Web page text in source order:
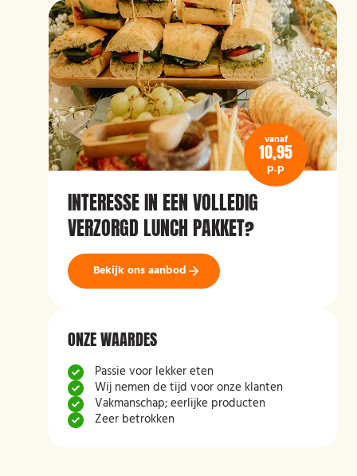
vanaf
10,95
p.p
INTERESSE IN EEN VOLLEDIG
VERZORGD LUNCH PAKKET?
Bekijk ons aanbod
ONZE WAARDES
Passie voor lekker eten
Wij nemen de tijd voor onze klanten
Vakmanschap; eerlijke producten
Zeer betrokken